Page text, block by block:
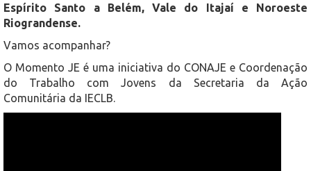
Espírito Santo a Belém, Vale do Itajaí e Noroeste
Riograndense.
Vamos acompanhar?
O Momento JE é uma iniciativa do CONAJE e Coordenação
do Trabalho com Jovens da Secretaria da Ação
Comunitária da IECLB.